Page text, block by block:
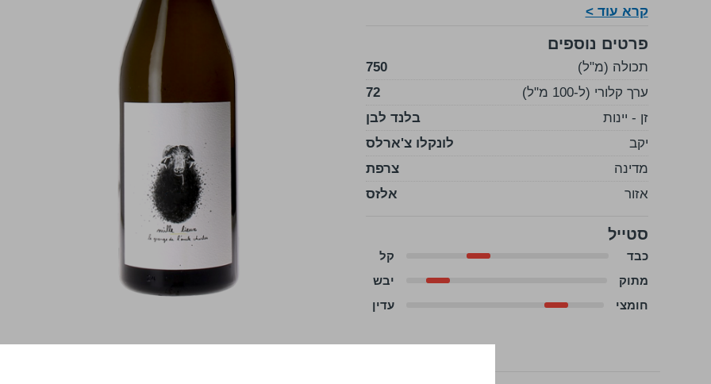
לענבים ולטרואר לדבר בעצמם.
תסיסה של אשכולות שלמים ויישון במכלים
ניטרליים כמו בטון או נירוסטה, ללא השפעה בולטת
של עץ.
היין מבטא אופי רענן ובהיר, עם פרי לבן והדרי,
עומס או כבדות – אלא איזון עדין בין חומציות חיה
לפשטות אלגנטית.
בכוס מתקבלים ניחוחות של לימון, תפוח ירוק
יין שמרגיש טבעי ולא מתאמץ – מושלם לצד דגים
טריים, גבינות עיזים או סלטים רעננים.
קרא עוד >
פרטים נוספים
תכולה (מ"ל)
750
ערך קלורי (ל-100 מ"ל)
72
זן - יינות
בלנד לבן
יקב
לונקלו צ'ארלס
מדינה
צרפת
אזור
אלזס
סטייל
כבד
קל
מתוק
יבש
חומצי
עדין